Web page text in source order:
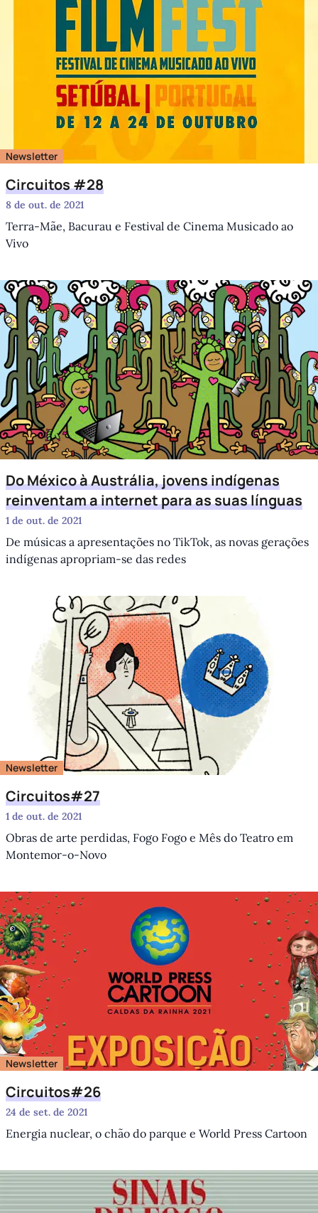
Newsletter
Circuitos #28
8 de out. de 2021
Terra-Mãe, Bacurau e Festival de Cinema Musicado ao
Vivo
Do México à Austrália, jovens indígenas
reinventam a internet para as suas línguas
1 de out. de 2021
De músicas a apresentações no TikTok, as novas gerações
indígenas apropriam-se das redes
Newsletter
Circuitos#27
1 de out. de 2021
Obras de arte perdidas, Fogo Fogo e Mês do Teatro em
Montemor-o-Novo
Newsletter
Circuitos#26
24 de set. de 2021
Energia nuclear, o chão do parque e World Press Cartoon